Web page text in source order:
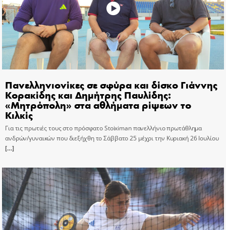
Πανελληνιονίκες σε σφύρα και δίσκο Γιάννης
Κορακίδης και Δημήτρης Παυλίδης:
«Μητρόπολη» στα αθλήματα ρίψεων το
Κιλκίς
Για τις πρωτιές τους στο πρόσφατο Stoiximan πανελλήνιο πρωτάθλημα
ανδρών/γυναικών που διεξήχθη το Σάββατο 25 μέχρι την Κυριακή 26 Ιουλίου
[…]